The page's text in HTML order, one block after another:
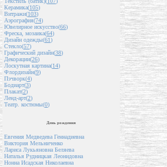
Керамика(105)
Витражи(103)
Аэрография(74)
Ювелирное искусство(66)
Фреска, мозаика(64)
Дизайн одежды(61)
Стекло(57)
Графический дизайн(38)
Декорации(26)
Лоскутная картина(14)
Флордизайн(9)
Пэчворк(4)
Бодиарт(3)
Плакат(2)
Ленд-арт(2)
Театр. костюмы(0)
День рождения
Евгения Медведева Геннадиевна
Виктория Мельниченко
Лариса Лукьяновна Беляева
Наталья Рудницкая Леонидовна
Нонна Исадская Николаевна